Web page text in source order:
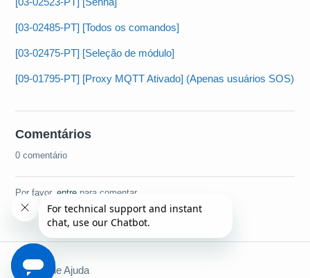
[03-02485-PT] [Todos os comandos]
[03-02475-PT] [Seleção de módulo]
[09-01795-PT] [Proxy MQTT Ativado] (Apenas usuários SOS)
Comentários
0 comentário
Por favor,entre para comentar.
Central de Ajuda